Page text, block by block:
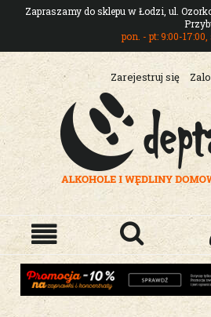
Zapraszamy do sklepu w Łodzi, ul.
pon. - pt: 9:00-17:00,
Zarejestruj się